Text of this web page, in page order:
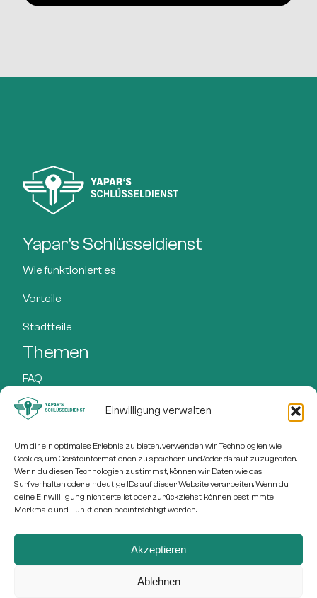
Einwilligung verwalten
Um dir ein optimales Erlebnis zu bieten, verwenden wir Technologien wie
Cookies, um Geräteinformationen zu speichern und/oder darauf zuzugreifen.
Wenn du diesen Technologien zustimmst, können wir Daten wie das
Surfverhalten oder eindeutige IDs auf dieser Website verarbeiten. Wenn du
deine Einwillligung nicht erteilst oder zurückziehst, können bestimmte
Merkmale und Funktionen beeinträchtigt werden.
Akzeptieren
Ablehnen
Yapar's Schlüsseldienst
Wie funktioniert es
Vorteile
Stadtteile
Themen
FAQ
Preise
Blog
Adresse
Freytagstr. 1